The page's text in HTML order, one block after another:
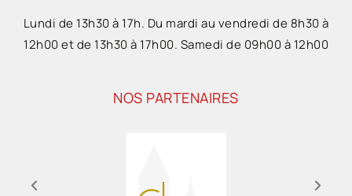
Lundi de 13h30 à 17h. Du mardi au vendredi de 8h30 à
12h00 et de 13h30 à 17h00. Samedi de 09h00 à 12h00
NOS PARTENAIRES